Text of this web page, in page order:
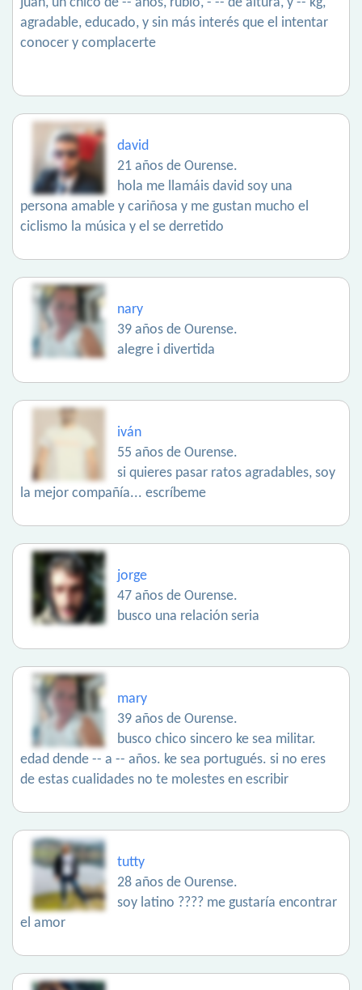
agradable, educado, y sin más interés que el intentar
conocer y complacerte
david
21 años de Ourense.
hola me llamáis david soy una
persona amable y cariñosa y me gustan mucho el
ciclismo la música y el se derretido
nary
39 años de Ourense.
alegre i divertida
iván
55 años de Ourense.
si quieres pasar ratos agradables, soy
la mejor compañía... escríbeme
jorge
47 años de Ourense.
busco una relación seria
mary
39 años de Ourense.
busco chico sincero ke sea militar.
edad dende -- a -- años. ke sea portugués. si no eres
de estas cualidades no te molestes en escribir
tutty
28 años de Ourense.
soy latino ???? me gustaría encontrar
el amor